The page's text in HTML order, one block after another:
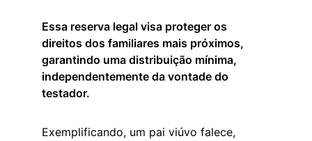
Essa reserva legal visa proteger os
direitos dos familiares mais próximos,
garantindo uma distribuição mínima,
independentemente da vontade do
testador.
Exemplificando, um pai viúvo falece,